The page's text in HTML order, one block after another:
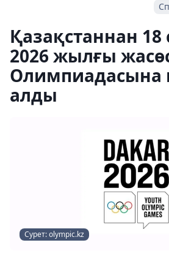
Қазақстаннан
2026 жылғы
Олимпиадасына
алды
Сурет: olympic.kz